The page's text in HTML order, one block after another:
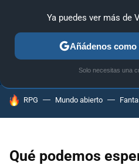
ANÁLISIS GUÍAS Y TRUCOS
HOY SE HABLA DE
RPG Mundo abierto
Qué podemos
Ya puedes ver más de
Añádenos
Solo necesitas una